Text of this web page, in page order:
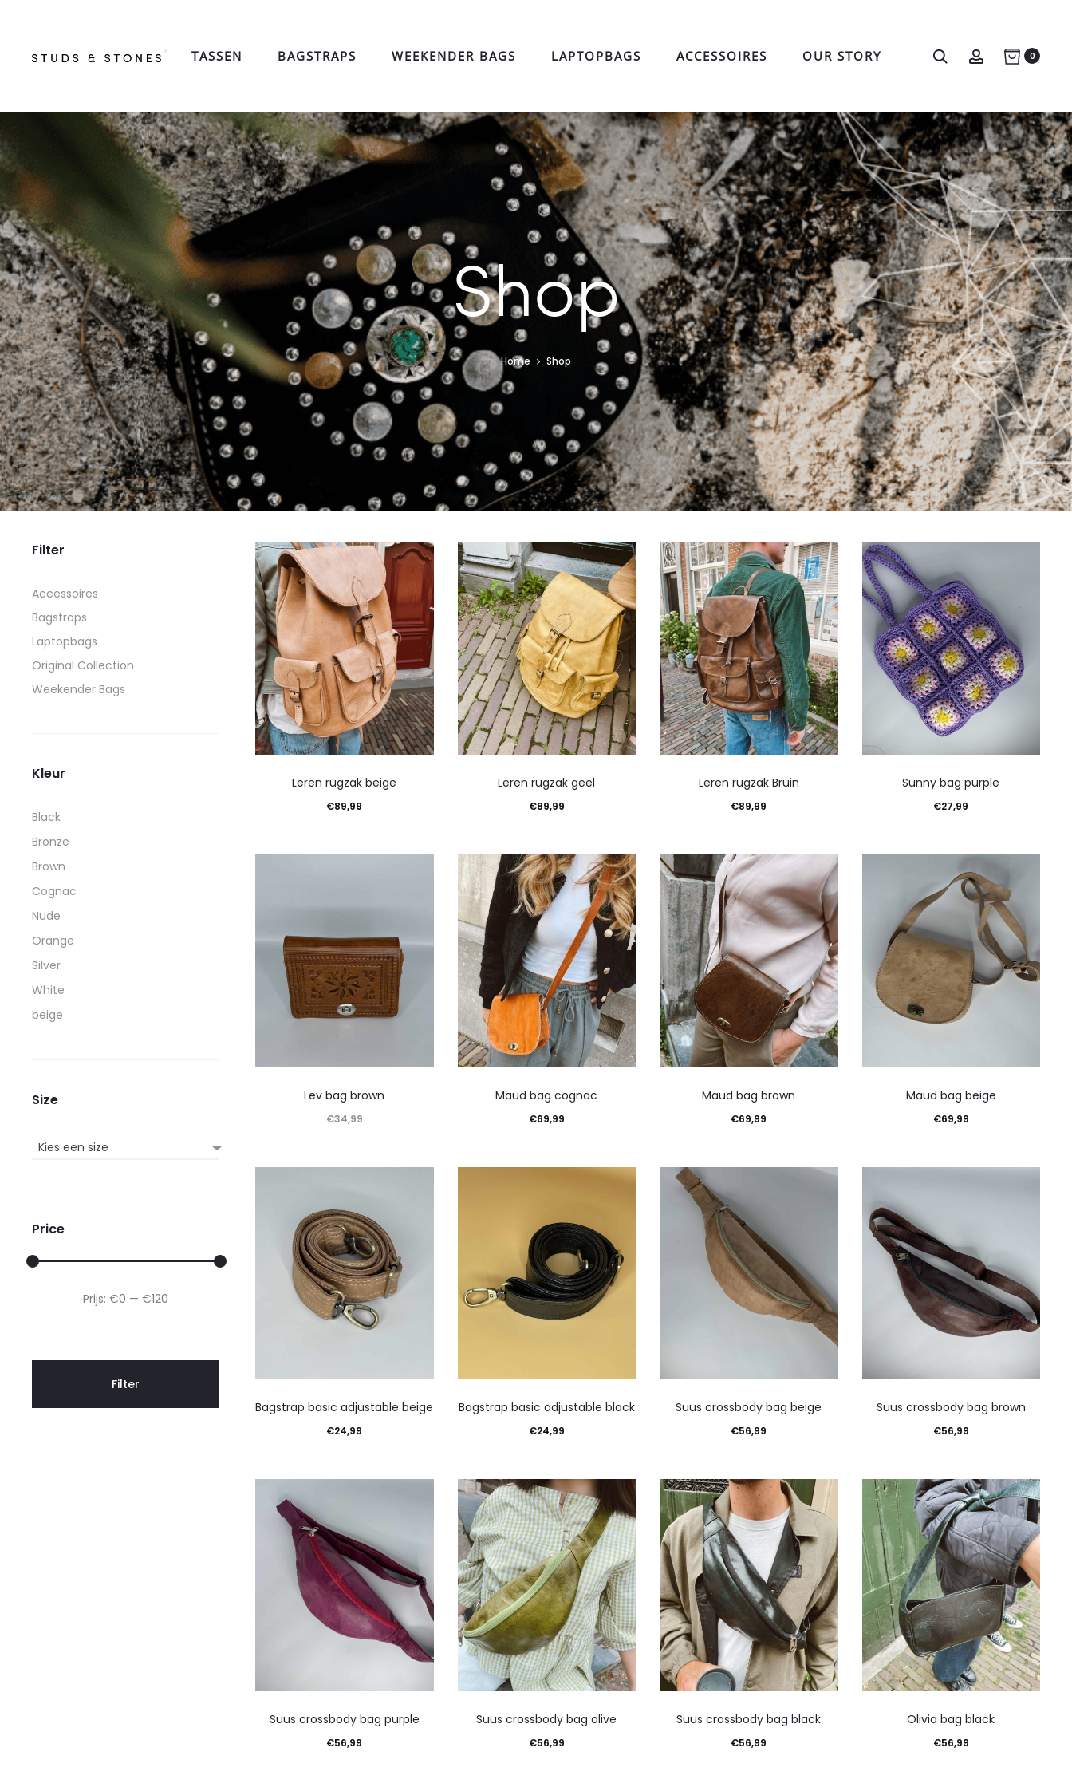
TASSEN BAGSTRAPS WEEKENDER BAGS LAPTOPBAGS ACCESSOIRES OUR STORY Search Account0
Shop
Home Shop
Leren rugzak beige
€89,99
Leren rugzak geel
€89,99
Leren rugzak Bruin
€89,99
Sunny bag purple
€27,99
Lev bag brown
€34,99
Maud bag cognac
€69,99
Maud bag brown
€69,99
Maud bag beige
€69,99
Bagstrap basic adjustable beige
€24,99
Bagstrap basic adjustable black
€24,99
Suus crossbody bag beige
€56,99
Suus crossbody bag brown
€56,99
Suus crossbody bag purple
€56,99
Suus crossbody bag olive
€56,99
Suus crossbody bag black
€56,99
Olivia bag black
€56,99
Filter
Accessoires
Bagstraps
Laptopbags
Original Collection
Weekender Bags
Kleur
Black
Bronze
Brown
Cognac
Nude
Orange
Silver
White
beige
Size
Kies een size
Price
Min.
Max.
Filter
Prijs: €0 — €120